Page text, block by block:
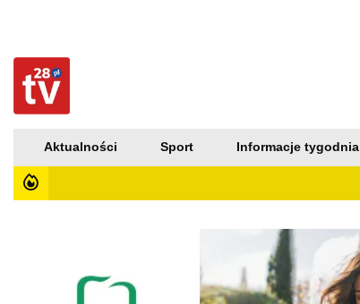
Aktualności Sport Informacje tygodnia